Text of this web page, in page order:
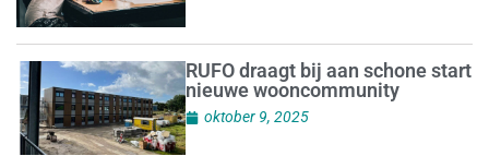
RUFO draagt bij aan schone start
nieuwe wooncommunity
oktober 9, 2025